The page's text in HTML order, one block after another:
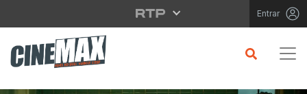
Saltar para o conteúdo principal Entrar